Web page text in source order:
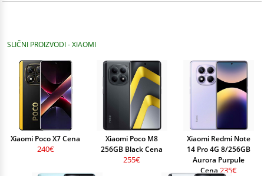
SLIČNI PROIZVODI - XIAOMI
Xiaomi Poco X7 Cena
240€
Xiaomi Poco M8
256GB Black Cena
255€
Xiaomi Redmi Note
14 Pro 4G 8/256GB
Aurora Purpule
Cena 235€